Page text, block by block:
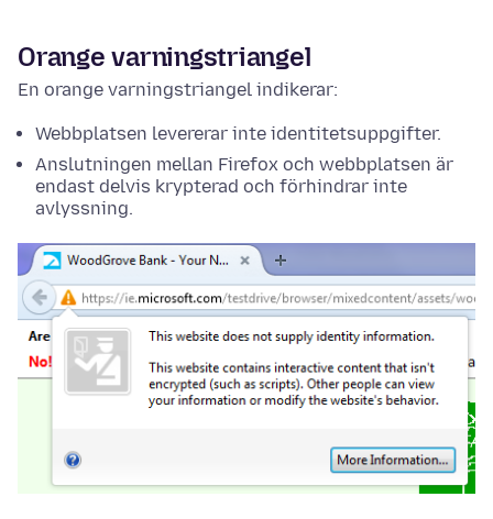
Orange varningstriangel
En orange varningstriangel indikerar:
Webbplatsen levererar inte identitetsuppgifter.
Anslutningen mellan Firefox och webbplatsen är
endast delvis krypterad och förhindrar inte
avlyssning.